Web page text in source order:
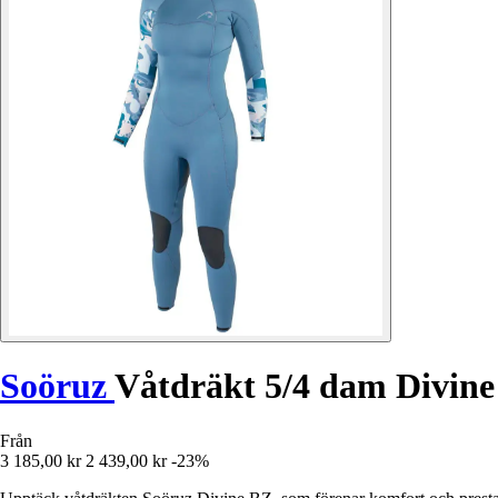
SoöruzVåtdräkt 5/4 dam
Från
3 185,00 kr 2 439,00 kr -23%